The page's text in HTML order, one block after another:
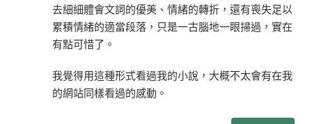
去細細體會文詞的優美、情緒的轉折，還有喪失足以
累積情緒的適當段落，只是一古腦地一眼掃過，實在
有點可惜了。
我覺得用這種形式看過我的小說，大概不太會有在我
的網站同樣看過的感動。